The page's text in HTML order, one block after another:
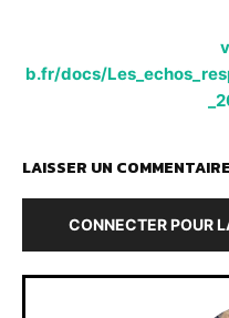
b.fr/docs/
LAISSER UN COMMENTAIRE
CONNECTER POUR